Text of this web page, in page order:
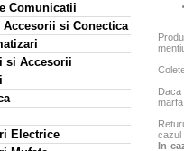
Comunicatii
Accesorii si Conectica
si Accesorii
Electrice
cazul
In